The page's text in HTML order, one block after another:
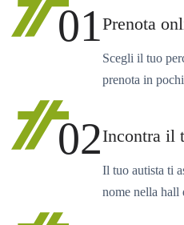
01Prenota
Scegli il tuo
prenota in
02Incontra il
Il tuo autista ti
nome nella hall